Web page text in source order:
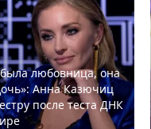
любовница, она
Анна Казючиц
после теста ДНК